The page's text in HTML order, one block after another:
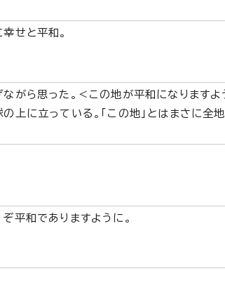
幸せと平和。
ながら思った。＜この地が平和になりますよ
上に立っている。「この地」とはまさに全地
ぞ平和でありますように。